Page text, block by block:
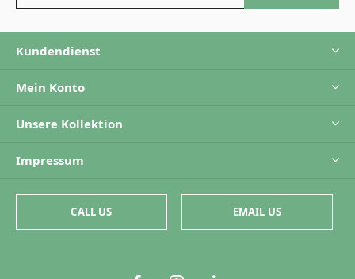
Kundendienst
Mein Konto
Unsere Kollektion
Impressum
CALL US EMAIL US